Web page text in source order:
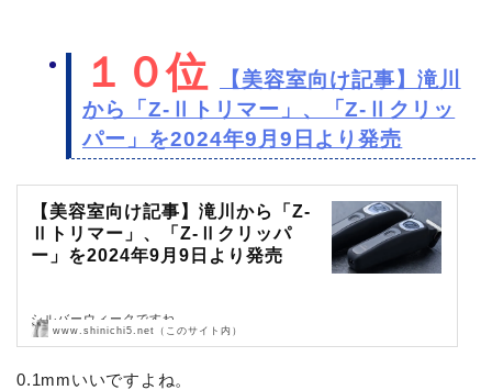
１０位
【美容室向け記事】滝川
から「Z-Ⅱトリマー」、「Z-Ⅱクリッ
パー」を2024年9月9日より発売
【美容室向け記事】滝川から「Z-
Ⅱトリマー」、「Z-Ⅱクリッパ
ー」を2024年9月9日より発売
シルバーウィークですね。
来週も３連休です。
www.shinichi5.net（このサイト内）
0.1mmいいですよね。